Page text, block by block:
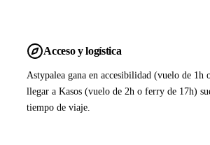
Acceso y logística
Astypalea gana en accesibilidad (vuelo de 1h
llegar a Kasos (vuelo de 2h o ferry de 17h)
tiempo de viaje.